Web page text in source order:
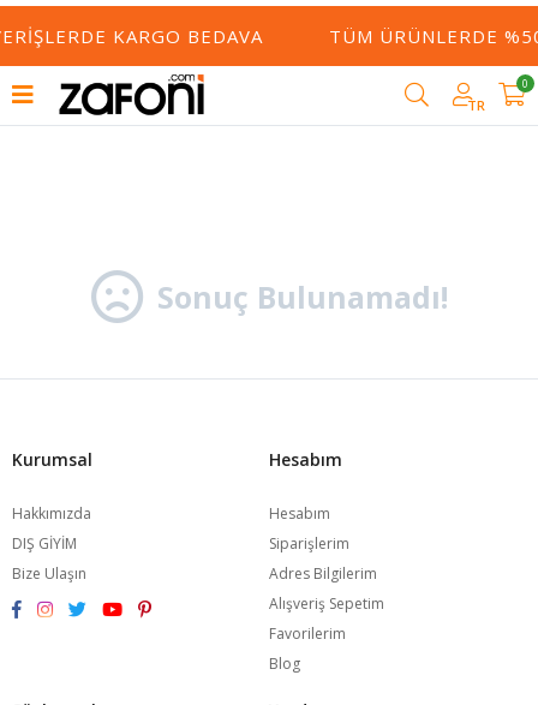
KARGO BEDAVA TÜM ÜRÜNLERDE
TR
0
Filtrele
Sonuç Bulunamadı!
Kurumsal
Hakkımızda
DIŞ GİYİM
Bize Ulaşın
Hesabım
Hesabım
Siparişlerim
Adres Bilgilerim
Alışveriş Sepetim
Favorilerim
Blog